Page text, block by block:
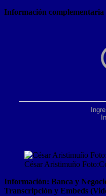
Información
César Aristimuño
Información: Banca y
Transcripción y Embeds